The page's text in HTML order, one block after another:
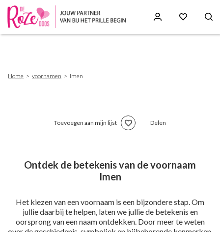
Home voornamen Imen
Toevoegen aan mijn lijst Delen
Ontdek de betekenis van de voornaam
Imen
Het kiezen van een voornaam is een bijzondere stap. Om
jullie daarbij te helpen, laten we jullie de betekenis en
oorsprong van een naam ontdekken. Door meer te weten